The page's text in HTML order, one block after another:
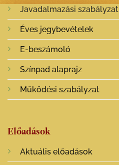
Javadalmazási szabályzat
Éves jegybevételek
E-beszámoló
Színpad alaprajz
Működési szabályzat
Előadások
Aktuális előadások